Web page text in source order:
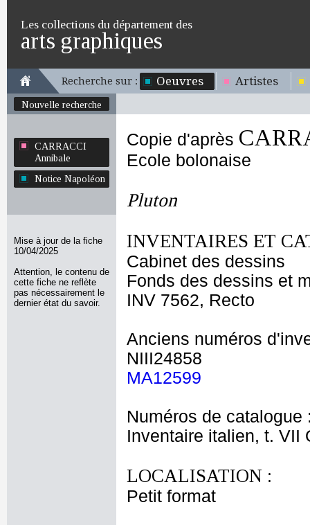
Les collections du département des
arts graphiques
Recherche sur : Oeuvres Artistes
Nouvelle recherche
CARRACCI
Annibale
Notice Napoléon
Mise à jour de la fiche
10/04/2025
Attention, le contenu de
cette fiche ne reflète
pas nécessairement le
dernier état du savoir.
Copie d'après
Ecole bolonaise
Pluton
INVENTAIRES ET
Cabinet des dessins
Fonds des dessins et
INV 7562, Recto
Anciens numéros
NIII24858
MA12599
Numéros de catalogue
Inventaire italien, t. VII
LOCALISATION :
Petit format